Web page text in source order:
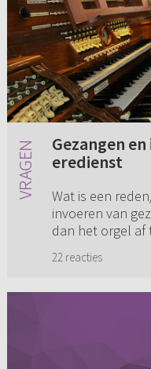
Gezangen
eredienst
Wat is een
invoeren van
dan het orgel af
ben, speelt dit.
22 reacties